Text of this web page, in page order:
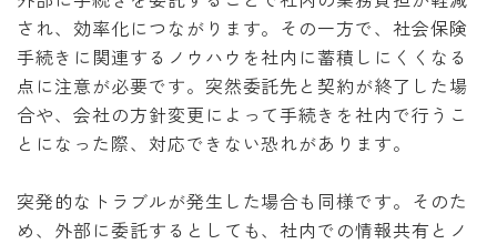
され、効率化につながります。その一方で、社会保険
手続きに関連するノウハウを社内に蓄積しにくくなる
点に注意が必要です。突然委託先と契約が終了した場
合や、会社の方針変更によって手続きを社内で行うこ
とになった際、対応できない恐れがあります。
突発的なトラブルが発生した場合も同様です。そのた
め、外部に委託するとしても、社内での情報共有とノ